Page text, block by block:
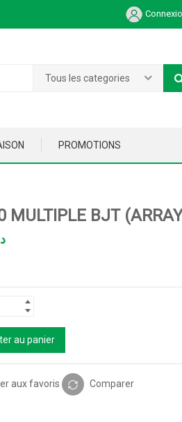
Tous les categories
PROMOTIONS
MULTIPLE BJT
au panier
aux favoris Comparer